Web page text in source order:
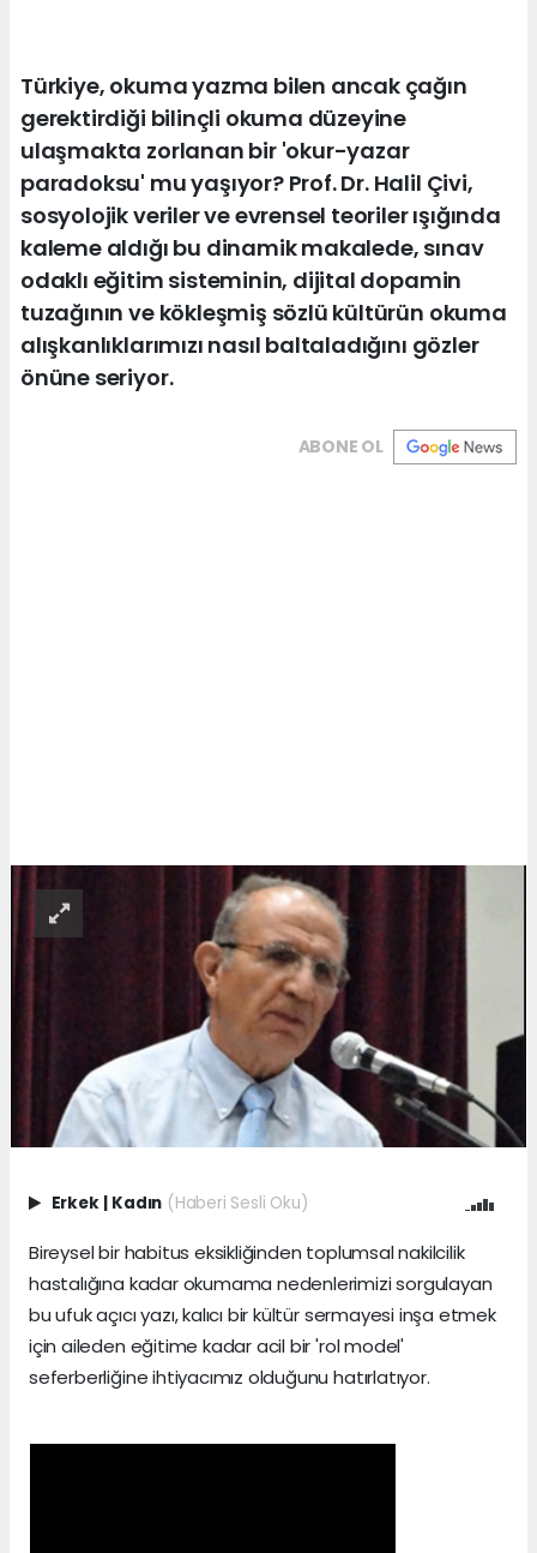
Türkiye, okuma yazma bilen ancak çağın
gerektirdiği bilinçli okuma düzeyine
ulaşmakta zorlanan bir 'okur-yazar
paradoksu' mu yaşıyor? Prof. Dr. Halil Çivi,
sosyolojik veriler ve evrensel teoriler ışığında
kaleme aldığı bu dinamik makalede, sınav
odaklı eğitim sisteminin, dijital dopamin
tuzağının ve kökleşmiş sözlü kültürün okuma
alışkanlıklarımızı nasıl baltaladığını gözler
önüne seriyor.
ABONE OL
Erkek | Kadın (Haberi Sesli Oku)
Bireysel bir habitus eksikliğinden toplumsal nakilcilik
hastalığına kadar okumama nedenlerimizi sorgulayan
bu ufuk açıcı yazı, kalıcı bir kültür sermayesi inşa etmek
için aileden eğitime kadar acil bir 'rol model'
seferberliğine ihtiyacımız olduğunu hatırlatıyor.